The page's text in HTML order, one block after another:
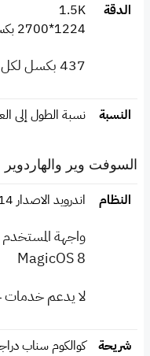
الدقة
1.5K
1224*2700 بكسل.
437 بكسل لكل انش.
النسبة نسبة الطول إلى العرض
السوفت وير والهاردوير
النظام اندرويد الاصدار 14.
واجهة المستخدم :
MagicOS 8
لا يدعم خدمات
شريحة كوالكوم سناب دراجون 8 اس